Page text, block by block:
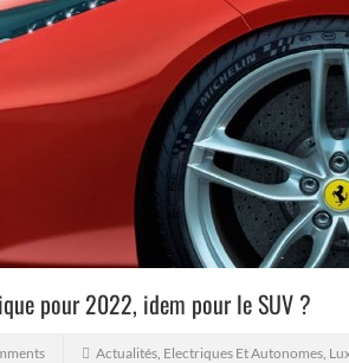
pour 2022, idem pour le SUV ?
Actualités, Electriques Et Autonomes,